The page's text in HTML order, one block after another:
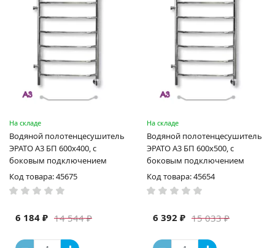
На складе
Водяной полотенцесушитель
ЭРАТО А3 БП 600x400, с
боковым подключением
Код товара: 45675
14 544 ₽
6 184 ₽
На складе
Водяной полотенцесушитель
ЭРАТО А3 БП 600x500, с
боковым подключением
Код товара: 45654
15 033 ₽
6 392 ₽